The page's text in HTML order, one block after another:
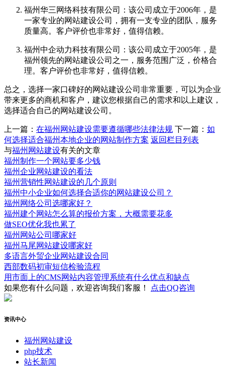
福州华三网络科技有限公司：该公司成立于2006年，是
一家专业的网站建设公司，拥有一支专业的团队，服务
质量高。客户评价也非常好，值得信赖。
福州中企动力科技有限公司：该公司成立于2005年，是
福州领先的网站建设公司之一，服务范围广泛，价格合
理。客户评价也非常好，值得信赖。
总之，选择一家口碑好的网站建设公司非常重要，可以为企业
带来更多的商机和客户，建议您根据自己的需求和以上建议，
选择适合自己的网站建设公司。
上一篇： 在福州网站建设需要遵循哪些法律法规 下一篇： 如
何选择适合福州本地企业的网站制作方案 返回栏目列表
与福州网站建设有关的文章
福州制作一个网站要多少钱
福州企业网站建设的看法
福州营销性网站建设的几个原则
福州中小企业如何选择合适你的网站建设公司？
福州网络公司选哪家好？
福州建个网站怎么算的报价方案，大概需要花多
做SEO优化我也累了
福州网站公司哪家好
福州马尾网站建设哪家好
多语言外贸企业网站建设合同
西部数码初审短信检验流程
用市面上的CMS网站内容管理系统有什么优点和缺点
如果您有什么问题，欢迎咨询我们客服！
点击QQ咨询
资讯中心
福州网站建设
php技术
站长新闻